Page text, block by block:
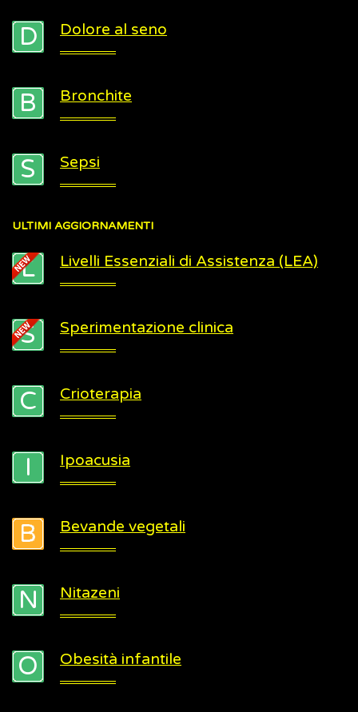
Dolore al seno
Bronchite
Sepsi
ULTIMI AGGIORNAMENTI
Livelli Essenziali di Assistenza (LEA)
Sperimentazione clinica
Crioterapia
Ipoacusia
Bevande vegetali
Nitazeni
Obesità infantile